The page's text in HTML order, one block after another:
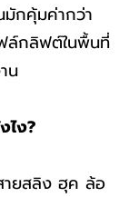
มักคุ้มค่ากว่า
ล์กลิฟต์ในพื้นที่
น
ไง?
ายสลิง ฮุค ล้อ